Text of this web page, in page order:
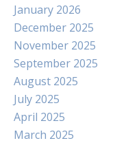
January 2026
December 2025
November 2025
September 2025
August 2025
July 2025
April 2025
March 2025